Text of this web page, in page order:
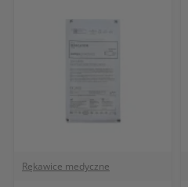
Rękawice medyczne